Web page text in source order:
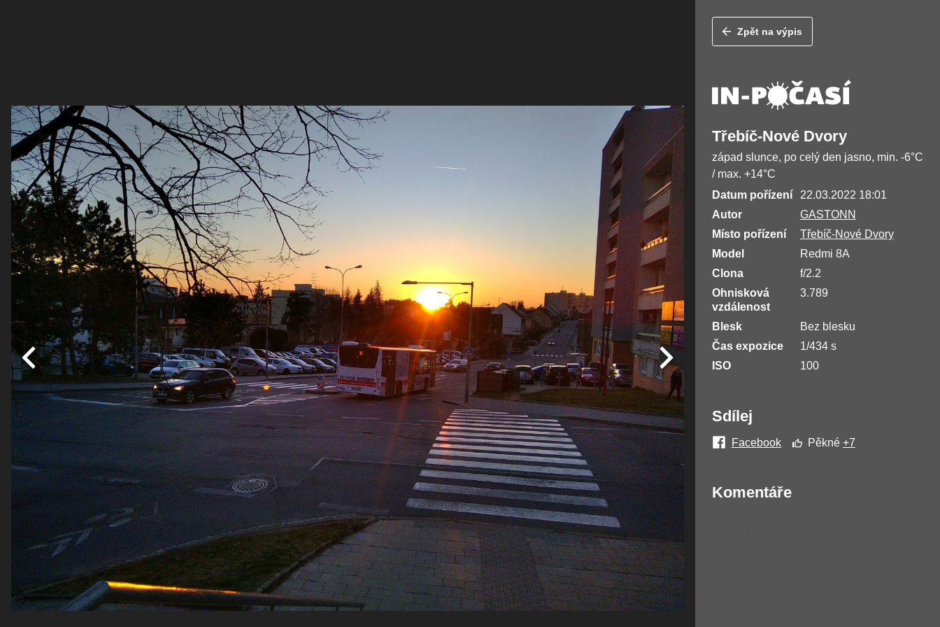
Zpět na výpis
Třebíč-Nové Dvory
západ slunce, po celý den jasno, min. -6°C
/ max. +14°C
Datum pořízení
22.03.2022 18:01
Autor
GASTONN
Místo pořízení
Třebíč-Nové Dvory
Model
Redmi 8A
Clona
f/2.2
Ohnisková
vzdálenost
3.789
Blesk
Bez blesku
Čas expozice
1/434 s
ISO
100
Sdílej
Facebook Pěkné +7
Komentáře